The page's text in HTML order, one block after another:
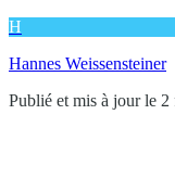
H
Hannes Weissensteiner
Publié et mis à jour le 2